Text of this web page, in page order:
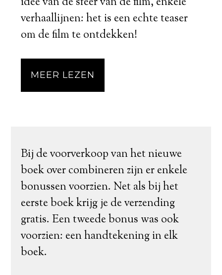
verhaallijnen: het is een echte teaser
om de film te ontdekken!
MEER LEZEN
Bij de voorverkoop van het nieuwe
boek over combineren zijn er enkele
bonussen voorzien. Net als bij het
eerste boek krijg je de verzending
gratis. Een tweede bonus was ook
voorzien: een handtekening in elk
boek.